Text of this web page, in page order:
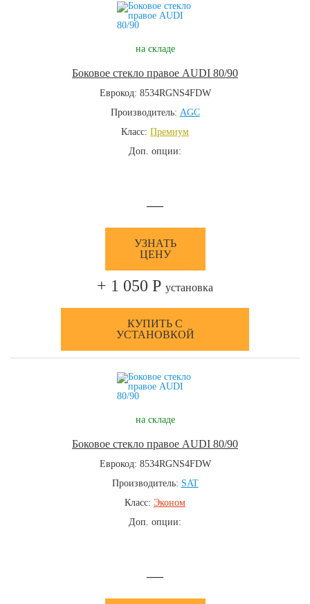
на складе
Боковое стекло правое AUDI 80/90
Еврокод: 8534RGNS4FDW
Производитель: AGC
Класс: Премиум
Доп. опции:
—
УЗНАТЬ
ЦЕНУ
+ 1 050 Р установка
КУПИТЬ С
УСТАНОВКОЙ
на складе
Боковое стекло правое AUDI 80/90
Еврокод: 8534RGNS4FDW
Производитель: SAT
Класс: Эконом
Доп. опции:
—